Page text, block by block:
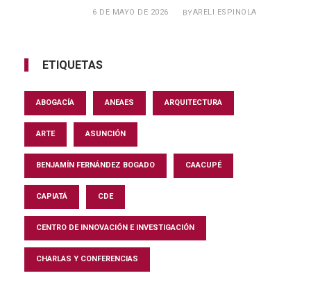
6 DE MAYO DE 2026 BYARELI ESPINOLA
ETIQUETAS
ABOGACÍA ANEAES ARQUITECTURA
ARTE ASUNCIÓN
BENJAMÍN FERNÁNDEZ BOGADO CAACUPÉ
CAPIATÁ CDE
CENTRO DE INNOVACIÓN E INVESTIGACIÓN
CHARLAS Y CONFERENCIAS